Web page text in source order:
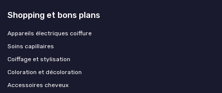
Shopping et bons plans
Appareils électriques coiffure
Soins capillaires
Coiffage et stylisation
Coloration et décoloration
Accessoires cheveux